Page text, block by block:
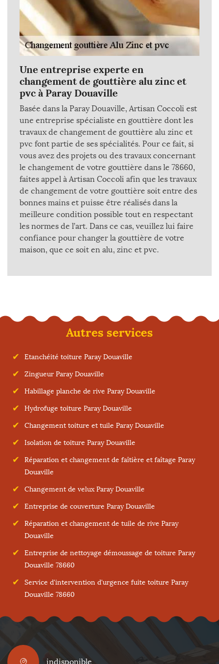
Une entreprise experte en
changement de gouttière alu zinc et
pvc à Paray Douaville
Basée dans la Paray Douaville, Artisan Coccoli est
une entreprise spécialiste en gouttière dont les
travaux de changement de gouttière alu zinc et
pvc font partie de ses spécialités. Pour ce fait, si
vous avez des projets ou des travaux concernant
le changement de votre gouttière dans le 78660,
faites appel à Artisan Coccoli afin que les travaux
de changement de votre gouttière soit entre des
bonnes mains et puisse être réalisés dans la
meilleure condition possible tout en respectant
les normes de l’art. Dans ce cas, veuillez lui faire
confiance pour changer la gouttière de votre
maison, que ce soit en alu, zinc et pvc.
Autres services
Etanchéité toiture Paray Douaville
Zingueur Paray Douaville
Habillage planche de rive Paray Douaville
Hydrofuge toiture Paray Douaville
Changement toiture et tuile Paray Douaville
Isolation de toiture Paray Douaville
Réparation et changement de faîtière et faîtage Paray
Douaville
Changement de velux Paray Douaville
Entreprise de couverture Paray Douaville
Réparation et changement de tuile de rive Paray
Douaville
Entreprise de nettoyage démoussage de toiture Paray
Douaville 78660
Service d'intervention d'urgence fuite toiture Paray
Douaville 78660
indisponible